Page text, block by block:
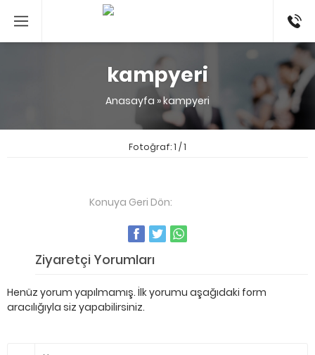
kampyeri
Anasayfa »kampyeri
Fotoğraf: 1 / 1
Konuya Geri Dön:
Ziyaretçi Yorumları
Henüz yorum yapılmamış. İlk yorumu aşağıdaki form
aracılığıyla siz yapabilirsiniz.